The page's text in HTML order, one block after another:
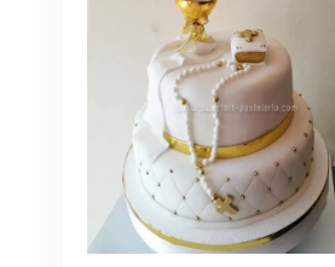
Agenda Por WhatsApp